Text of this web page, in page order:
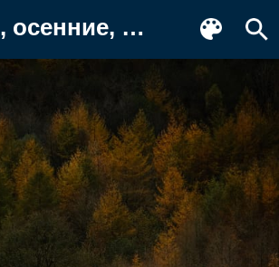
время года, сезоны Фото